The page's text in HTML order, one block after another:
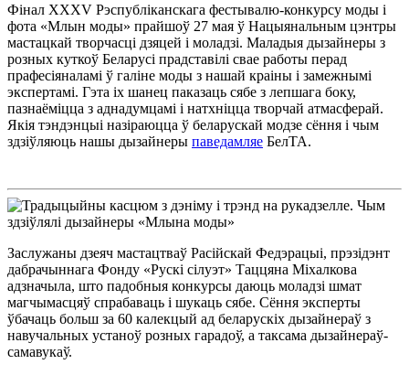
Фінал XXXV Рэспубліканскага фестывалю-конкурсу моды і
фота «Млын моды» прайшоў 27 мая ў Нацыянальным цэнтры
мастацкай творчасці дзяцей і моладзі. Маладыя дызайнеры з
розных куткоў Беларусі прадставілі свае работы перад
прафесіяналамі ў галіне моды з нашай краіны і замежнымі
экспертамі. Гэта іх шанец паказаць сябе з лепшага боку,
пазнаёміцца з аднадумцамі і натхніцца творчай атмасферай.
Якія тэндэнцыі назіраюцца ў беларускай модзе сёння і чым
здзіўляюць нашы дызайнеры паведамляе БелТА.
Заслужаны дзеяч мастацтваў Расійскай Федэрацыі, прэзідэнт
дабрачыннага Фонду «Рускі сілуэт» Таццяна Міхалкова
адзначыла, што падобныя конкурсы даюць моладзі шмат
магчымасцяў спрабаваць і шукаць сябе. Сёння эксперты
ўбачаць больш за 60 калекцый ад беларускіх дызайнераў з
навучальных устаноў розных гарадоў, а таксама дызайнераў-
самавукаў.